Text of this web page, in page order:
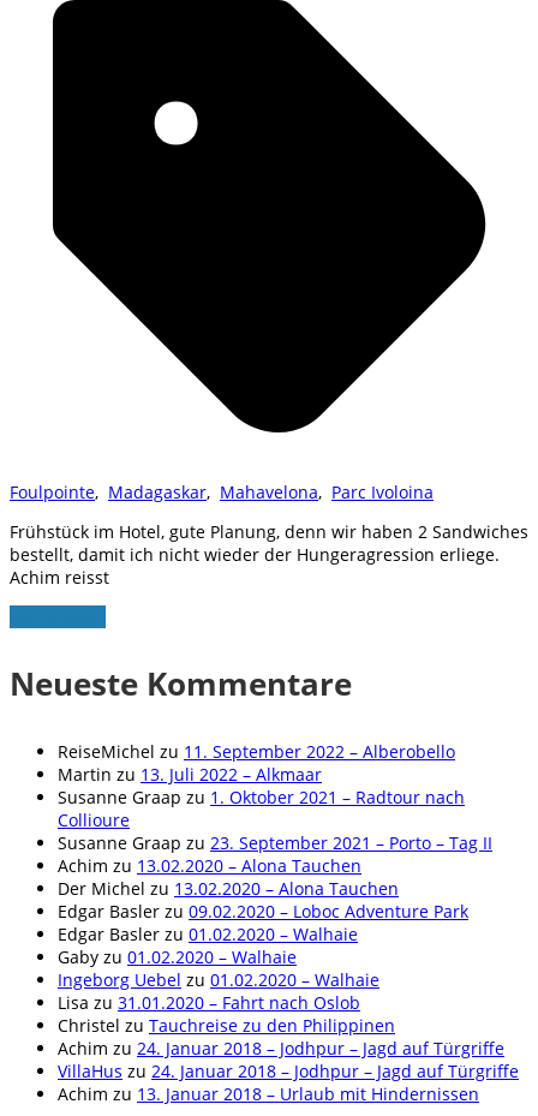
Foulpointe, Madagaskar, Mahavelona, Parc Ivoloina
Frühstück im Hotel, gute Planung, denn wir haben 2 Sandwiches
bestellt, damit ich nicht wieder der Hungeragression erliege.
Achim reisst
Neueste Kommentare
ReiseMichel zu 11. September 2022 – Alberobello
Martin zu 13. Juli 2022 – Alkmaar
Susanne Graap zu 1. Oktober 2021 – Radtour nach
Collioure
Susanne Graap zu 23. September 2021 – Porto – Tag II
Achim zu 13.02.2020 – Alona Tauchen
Der Michel zu 13.02.2020 – Alona Tauchen
Edgar Basler zu 09.02.2020 – Loboc Adventure Park
Edgar Basler zu 01.02.2020 – Walhaie
Gaby zu 01.02.2020 – Walhaie
Ingeborg Uebel zu 01.02.2020 – Walhaie
Lisa zu 31.01.2020 – Fahrt nach Oslob
Christel zu Tauchreise zu den Philippinen
Achim zu 24. Januar 2018 – Jodhpur – Jagd auf Türgriffe
VillaHus zu 24. Januar 2018 – Jodhpur – Jagd auf Türgriffe
Achim zu 13. Januar 2018 – Urlaub mit Hindernissen